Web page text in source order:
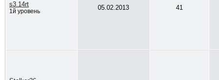
s3.14rt
1й уровень 05.02.2013 41